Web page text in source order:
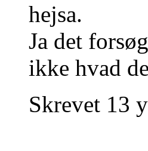
hejsa.
Ja det
ikke hvad
Skrevet 13